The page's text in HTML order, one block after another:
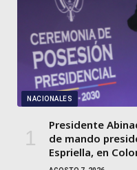
NACIONALES
Presidente
de mando
Espriella, en